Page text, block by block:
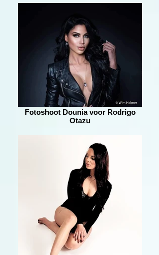
Fotoshoot Dounia voor Rodrigo
Otazu